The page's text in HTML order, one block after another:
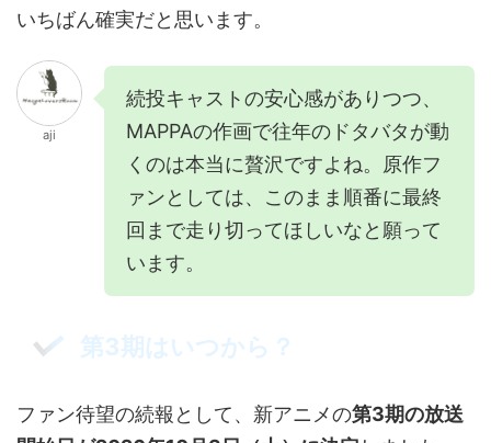
いちばん確実だと思います。
aji
続投キャストの安心感がありつつ、
MAPPAの作画で往年のドタバタが動
くのは本当に贅沢ですよね。原作フ
ァンとしては、このまま順番に最終
回まで走り切ってほしいなと願って
います。
第3期はいつから？
ファン待望の続報として、新アニメの第3期の放送